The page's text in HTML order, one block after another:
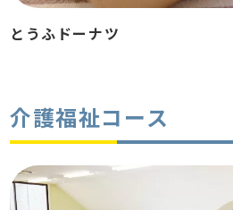
とうふドーナツ
介護福祉コース